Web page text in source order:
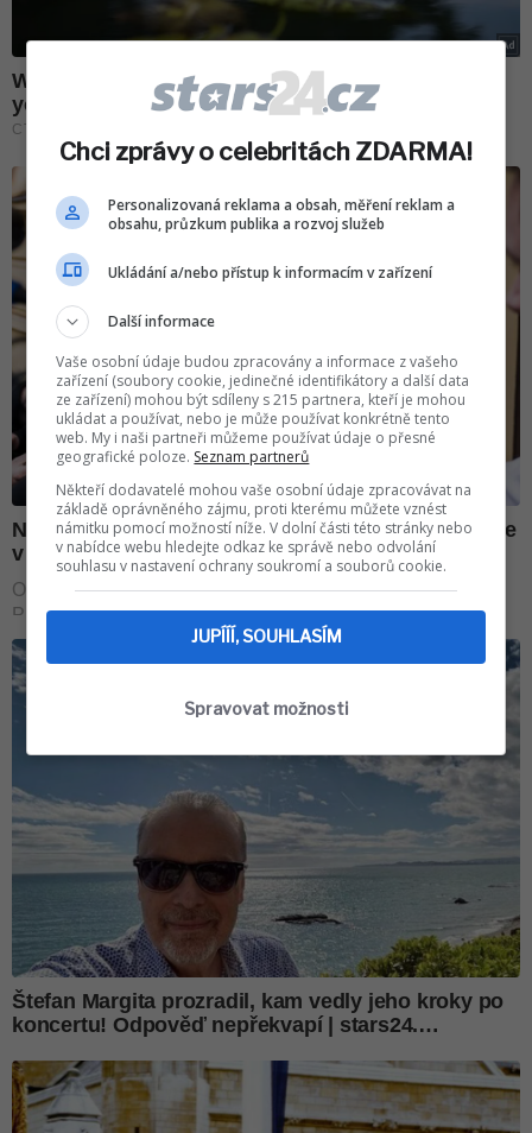
Chci zprávy o celebritách ZDARMA!
Personalizovaná reklama a obsah, měření reklam a
obsahu, průzkum publika a rozvoj služeb
Ukládání a/nebo přístup k informacím v zařízení
Další informace
Vaše osobní údaje budou zpracovány a informace z vašeho
zařízení (soubory cookie, jedinečné identifikátory a další data
ze zařízení) mohou být sdíleny s 215 partnera, kteří je mohou
ukládat a používat, nebo je může používat konkrétně tento
web. My i naši partneři můžeme používat údaje o přesné
geografické poloze. Seznam partnerů
Někteří dodavatelé mohou vaše osobní údaje zpracovávat na
základě oprávněného zájmu, proti kterému můžete vznést
námitku pomocí možností níže. V dolní části této stránky nebo
v nabídce webu hledejte odkaz ke správě nebo odvolání
souhlasu v nastavení ochrany soukromí a souborů cookie.
JUPÍÍÍ, SOUHLASÍM
Spravovat možnosti